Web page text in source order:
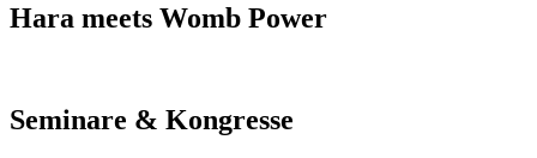
Hara meets Womb Power
Seminare & Kongresse